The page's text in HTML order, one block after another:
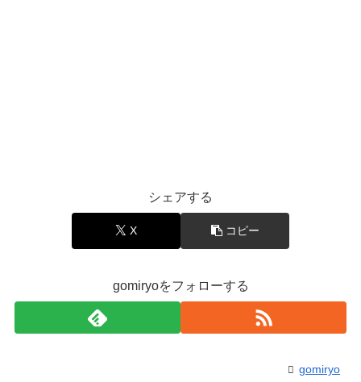
シェアする
X コピー
gomiryoをフォローする
gomiryo